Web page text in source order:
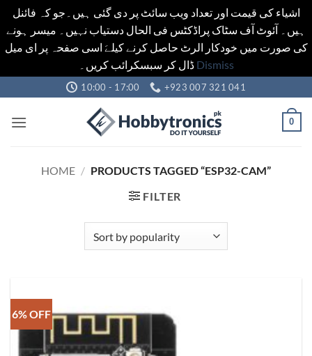
اشیاء کی قیمت اور تعداد ویب سائٹ پر دی گئی ہیں۔جو کہ فائنل
ہیں۔ آئوٹ آف سٹاک پراڈکٹس فی الحال دستیاب نہیں۔ میسر ہونے
کی صورت میں خودکار الرٹ حاصل کرنے کیلےَ اسی صفحہ پر ای میل
ڈال کر سبسکرائب کریں۔ Dismiss
to
content
10:00 - 17:00 +923 007 321 041
0
HOME / PRODUCTS TAGGED “ESP32-CAM”
FILTER
6% OFF